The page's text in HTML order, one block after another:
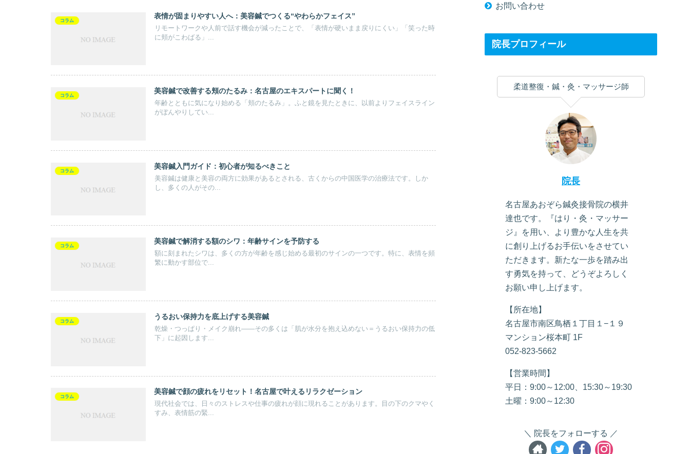
コラム
表情が固まりやすい人へ：美容鍼でつくる“やわらかフェイス”
リモートワークや人前で話す機会が減ったことで、「表情が硬いまま戻りにくい」「笑った時
に頬がこわばる」...
コラム
美容鍼で改善する頬のたるみ：名古屋のエキスパートに聞く！
年齢とともに気になり始める「頬のたるみ」。ふと鏡を見たときに、以前よりフェイスライン
がぼんやりしてい...
コラム
美容鍼入門ガイド：初心者が知るべきこと
美容鍼は健康と美容の両方に効果があるとされる、古くからの中国医学の治療法です。しか
し、多くの人がその...
コラム
美容鍼で解消する額のシワ：年齢サインを予防する
額に刻まれたシワは、多くの方が年齢を感じ始める最初のサインの一つです。特に、表情を頻
繁に動かす部位で...
コラム
うるおい保持力を底上げする美容鍼
乾燥・つっぱり・メイク崩れ――その多くは「肌が水分を抱え込めない＝うるおい保持力の低
下」に起因します...
コラム
美容鍼で顔の疲れをリセット！名古屋で叶えるリラクゼーション
現代社会では、日々のストレスや仕事の疲れが顔に現れることがあります。目の下のクマやく
すみ、表情筋の緊...
お問い合わせ
院長プロフィール
柔道整復・鍼・灸・マッサージ師
院長
名古屋あおぞら鍼灸接骨院の横井
達也です。『はり・灸・マッサー
ジ』を用い、より豊かな人生を共
に創り上げるお手伝いをさせてい
ただきます。新たな一歩を踏み出
す勇気を持って、どうぞよろしく
お願い申し上げます。
【所在地】
名古屋市南区鳥栖１丁目１−１９
マンション桜本町 1F
052-823-5662
【営業時間】
平日：9:00～12:00、15:30～19:30
土曜：9:00～12:30
院長をフォローする